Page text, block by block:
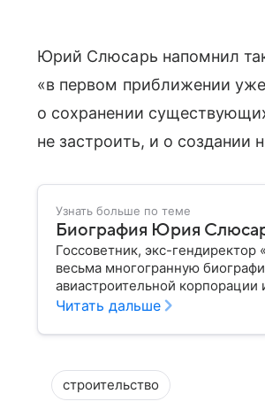
Юрий Слюсарь напомнил
«в первом приближении уже
о сохранении
не застроить, и о создании
Узнать больше по теме
Биография Юрия
Госсоветник, экс-
весьма многогранную
авиастроительной корпорации
Читать дальше
строительство